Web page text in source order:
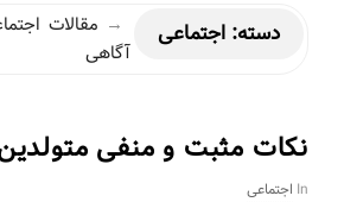
دسته: اجتماعی → مقالات
آگاهی
نکات مثبت و منفی
In اجتماعی